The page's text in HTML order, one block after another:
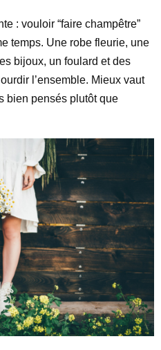
: vouloir “faire champêtre”
temps. Une robe fleurie, une
bijoux, un foulard et des
l’ensemble. Mieux vaut
bien pensés plutôt que